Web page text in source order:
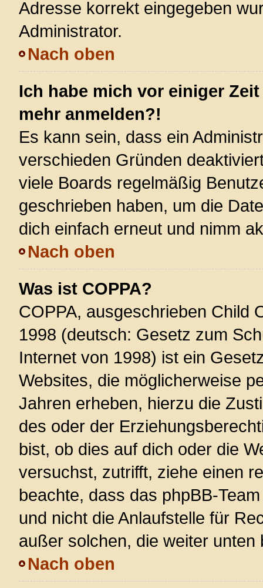
Adresse korrekt eingegeben
Administrator.
Nach oben
Ich habe mich vor einiger
mehr anmelden?!
Es kann sein, dass ein
verschieden Gründen
viele Boards regelmäßig
geschrieben haben, um die
dich einfach erneut und nimm
Nach oben
Was ist COPPA?
COPPA, ausgeschrieben Child
1998 (deutsch: Gesetz zum
Internet von 1998) ist ein
Websites, die möglicherweise
Jahren erheben, hierzu die
des oder der
bist, ob dies auf dich oder die
versuchst, zutrifft, ziehe einen
beachte, dass das phpBB-
und nicht die Anlaufstelle für
außer solchen, die weiter unten
Nach oben